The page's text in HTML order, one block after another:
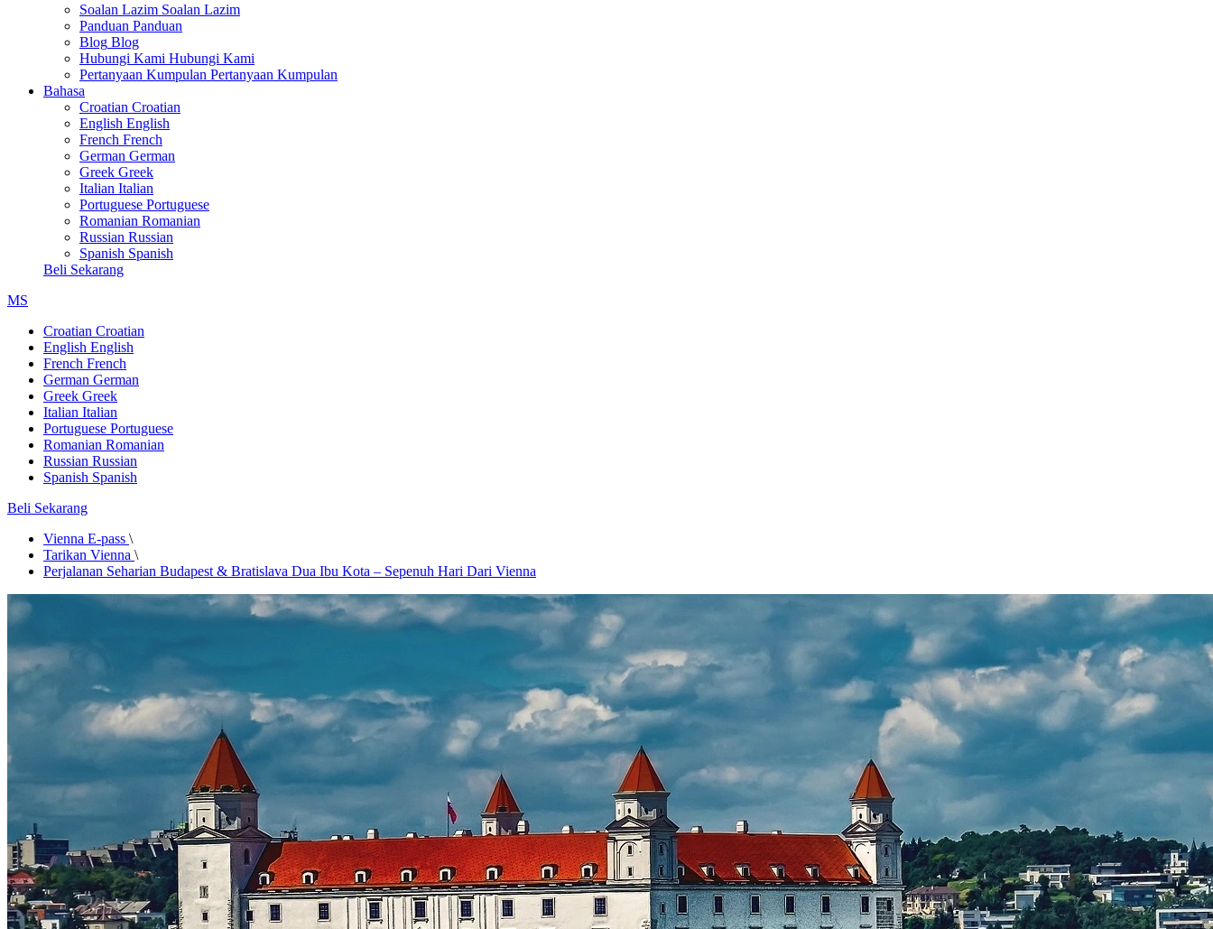
Soalan Lazim Soalan Lazim
Panduan Panduan
Blog Blog
Hubungi Kami Hubungi Kami
Pertanyaan Kumpulan Pertanyaan Kumpulan
Bahasa
Croatian Croatian
English English
French French
German German
Greek Greek
Italian Italian
Portuguese Portuguese
Romanian Romanian
Russian Russian
Spanish Spanish
Beli Sekarang
MS
Croatian Croatian
English English
French French
German German
Greek Greek
Italian Italian
Portuguese Portuguese
Romanian Romanian
Russian Russian
Spanish Spanish
Beli Sekarang
Vienna E-pass \
Tarikan Vienna \
Perjalanan Seharian Budapest & Bratislava Dua Ibu Kota – Sepenuh Hari Dari Vienna